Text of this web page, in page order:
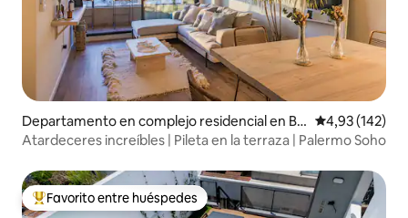
Departamento en complejo residencial en Bu
enos Aires
Calificación
4,93 (142)
Atardeceres increíbles | Pileta en la terraza | Palermo Soho
Favorito entre los huéspedes más destacados
Favorito entre huéspedes